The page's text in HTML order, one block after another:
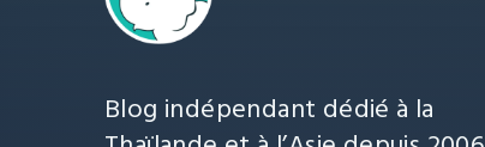
Blog indépendant dédié à la